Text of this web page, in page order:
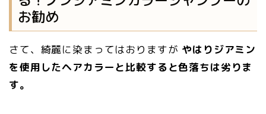
お勧め
さて、綺麗に染まってはおりますが やはりジアミン
を使用したヘアカラーと比較すると色落ちは劣りま
す。